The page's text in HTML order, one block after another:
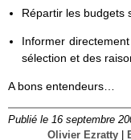
Répartir les budgets
Informer
sélection et des
A bons entendeurs…
Publié le 16 septembre
Olivier Ezratty